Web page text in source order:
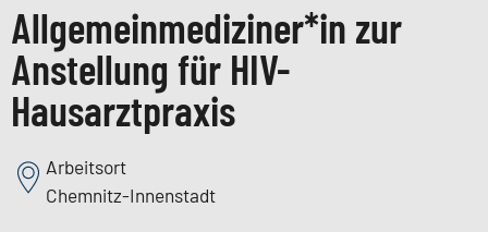
Allgemeinmediziner*in zur
Anstellung für HIV-
Hausarztpraxis
Arbeitsort
Chemnitz-Innenstadt